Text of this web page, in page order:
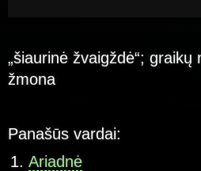
„šiaurinė žvaigždė“;
žmona
Panašūs vardai:
Ariadnė